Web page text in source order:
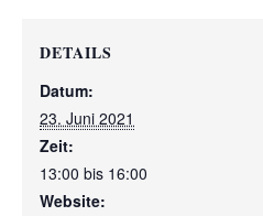
DETAILS
Datum:
23. Juni 2021
Zeit:
13:00 bis 16:00
Website: